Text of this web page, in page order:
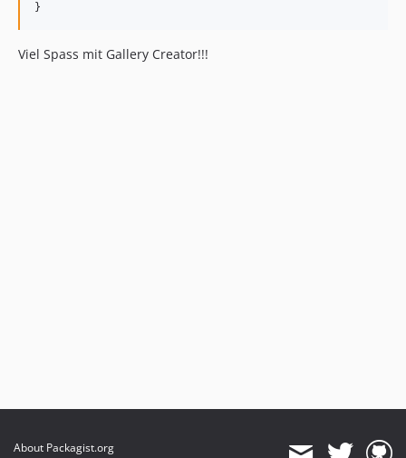
}
Viel Spass mit Gallery Creator!!!
About Packagist.org